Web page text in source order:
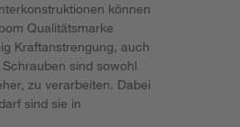
können
Qualitätsmarke
Kraftanstrengung, auch
sind sowohl
zu verarbeiten. Dabei
sind sie in